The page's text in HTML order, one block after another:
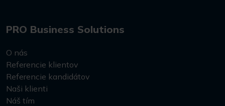
PRO Business Solutions
O nás
Referencie klientov
Referencie kandidátov
Naši klienti
Náš tím